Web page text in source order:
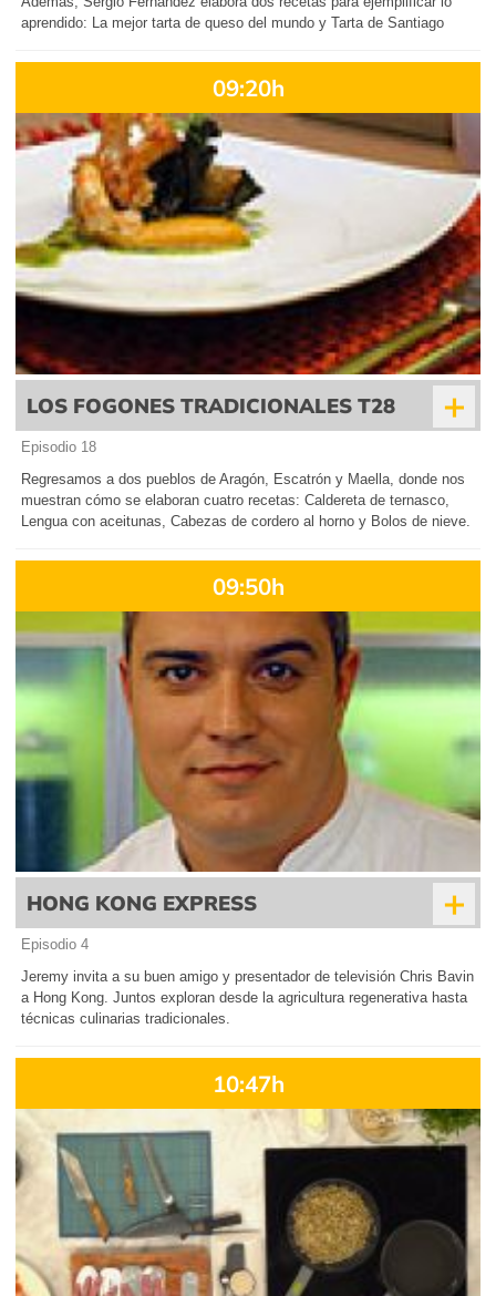
aprendido: La mejor tarta de queso del mundo y Tarta de Santiago
09:20h
LOS FOGONES TRADICIONALES T28 +
Episodio 18
Regresamos a dos pueblos de Aragón, Escatrón y Maella, donde nos
muestran cómo se elaboran cuatro recetas: Caldereta de ternasco,
Lengua con aceitunas, Cabezas de cordero al horno y Bolos de nieve.
09:50h
HONG KONG EXPRESS +
Episodio 4
Jeremy invita a su buen amigo y presentador de televisión Chris Bavin
a Hong Kong. Juntos exploran desde la agricultura regenerativa hasta
técnicas culinarias tradicionales.
10:47h